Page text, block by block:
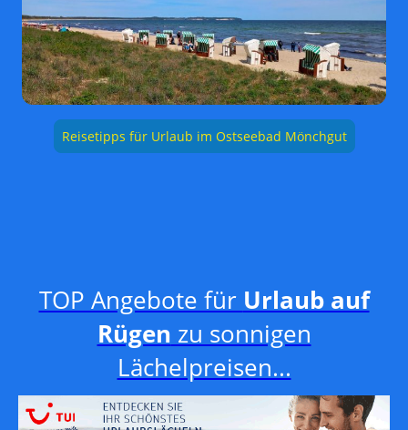
Reisetipps für Urlaub im Ostseebad Mönchgut
TOP Angebote für Urlaub auf
Rügen zu sonnigen
Lächelpreisen...